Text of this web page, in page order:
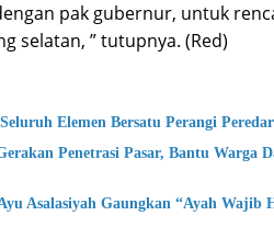
pak gubernur, untuk
selatan, ” tutupnya. (Red)
Elemen Bersatu Perangi
Penetrasi Pasar, Bantu Warga
Asalasiyah Gaungkan “Ayah